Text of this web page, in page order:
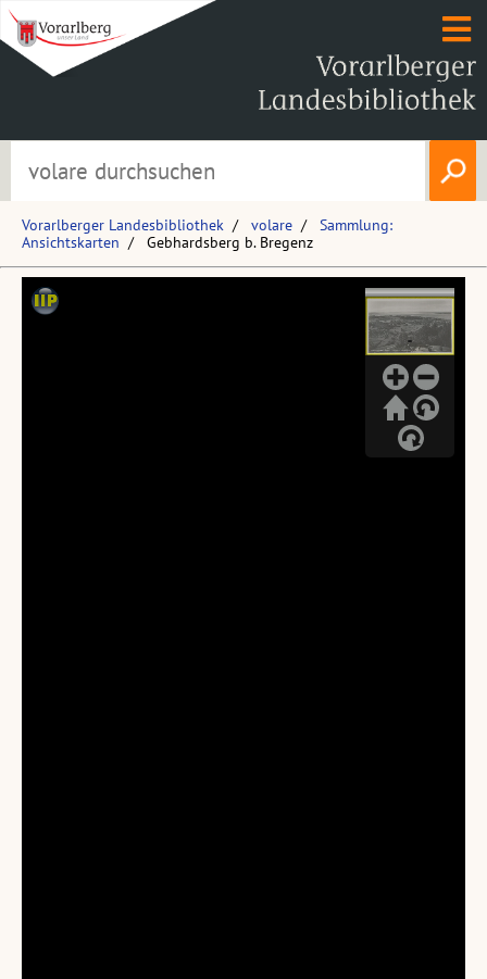
Vorarlberger Landesbibliothek volare
Sammlung:
Ansichtskarten
Gebhardsberg b. Bregenz